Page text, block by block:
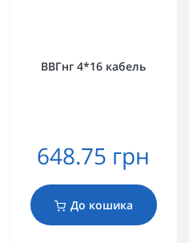
ВВГнг 4*16 кабель
648.75 грн
До кошика